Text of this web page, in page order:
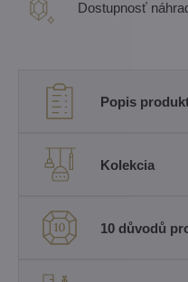
Dostupnosť
Popis
Kolekcia
10 důvodů